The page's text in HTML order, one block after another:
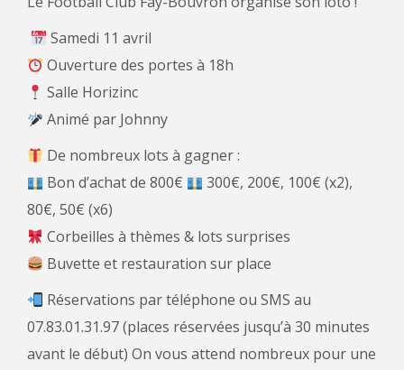
Samedi 11 avril
Ouverture des portes à 18h
Salle Horizinc
Animé par Johnny
De nombreux lots à gagner :
Bon d’achat de 800€
300€, 200€, 100€ (x2),
80€, 50€ (x6)
Corbeilles à thèmes & lots surprises
Buvette et restauration sur place
Réservations par téléphone ou SMS au
07.83.01.31.97 (places réservées jusqu’à 30 minutes
avant le début) On vous attend nombreux pour une